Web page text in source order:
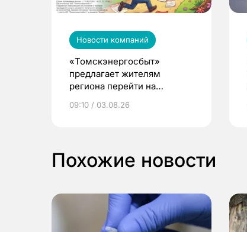
Новости компаний
«Томскэнергосбыт»
предлагает жителям
региона перейти на
выиграть призы
09:10 / 03.08.26
Похожие новости